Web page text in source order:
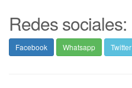
Redes sociales:
Facebook Whatsapp Twitter